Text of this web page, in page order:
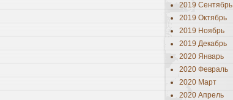
2019 Сентябрь
2019 Октябрь
2019 Ноябрь
2019 Декабрь
2020 Январь
2020 Февраль
2020 Март
2020 Апрель